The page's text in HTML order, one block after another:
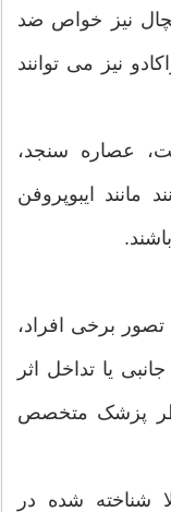
نیز خواص ضد
نیز می توانند
عصاره سنجد،
ایبوپروفن
برخی افراد،
یا تداخل اثر
پزشک متخصص
شناخته شده در